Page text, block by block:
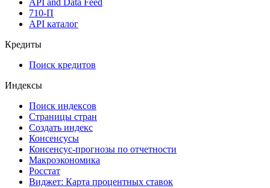
API and Data Feed
710-П
API каталог
Кредиты
Поиск кредитов
Индексы
Поиск индексов
Страницы стран
Создать индекс
Консенсусы
Консенсус-прогнозы по отчетности
Макроэкономика
Росстат
Виджет: Карта процентных ставок